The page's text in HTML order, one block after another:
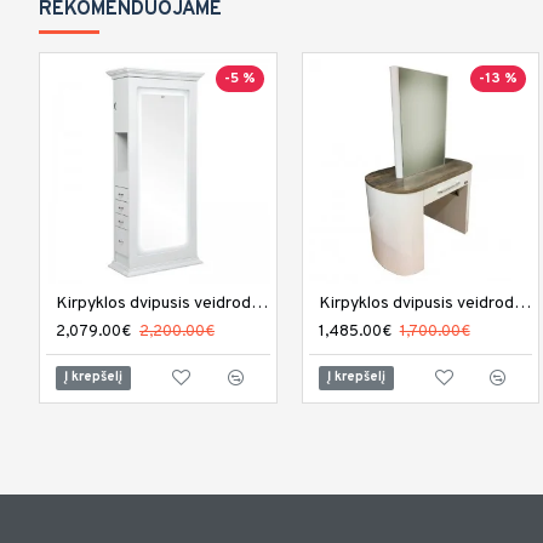
REKOMENDUOJAME
-5 %
Kirpyklos dvipusis veidrodis DIR Adonis su LED apšvietimu
2,079.00€ 2,200.00€
Į krepšelį
-13 %
Kirpyklos dvipusis veidrodis REM Capri
1,485.00€ 1,700.00€
Į krepšelį